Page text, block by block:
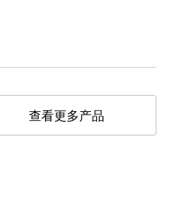
查看更多产品